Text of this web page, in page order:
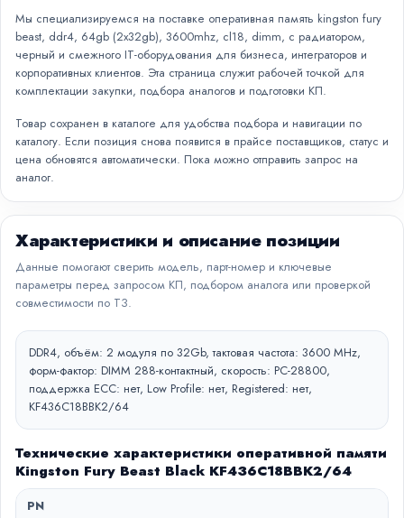
Мы специализируемся на поставке оперативная память kingston fury
beast, ddr4, 64gb (2x32gb), 3600mhz, cl18, dimm, с радиатором,
черный и смежного IT-оборудования для бизнеса, интеграторов и
корпоративных клиентов. Эта страница служит рабочей точкой для
комплектации закупки, подбора аналогов и подготовки КП.
Товар сохранен в каталоге для удобства подбора и навигации по
каталогу. Если позиция снова появится в прайсе поставщиков, статус и
цена обновятся автоматически. Пока можно отправить запрос на
аналог.
Характеристики и описание позиции
Данные помогают сверить модель, парт-номер и ключевые
параметры перед запросом КП, подбором аналога или проверкой
совместимости по ТЗ.
DDR4, объём: 2 модуля по 32Gb, тактовая частота: 3600 MHz,
форм-фактор: DIMM 288-контактный, скорость: PC-28800,
поддержка ECC: нет, Low Profile: нет, Registered: нет,
KF436C18BBK2/64
Технические характеристики оперативной памяти
Kingston Fury Beast Black KF436C18BBK2/64
PN